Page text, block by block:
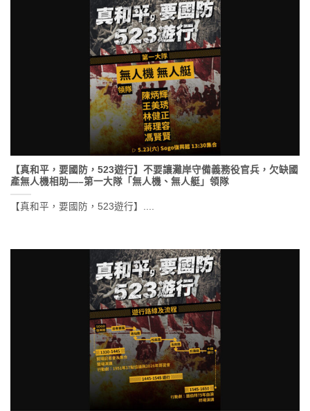
【真和平，要國防，523遊行】不要讓灘岸守備義務役官兵，欠缺國
產無人機相助—–第一大隊「無人機、無人艇」領隊
【真和平，要國防，523遊行】....